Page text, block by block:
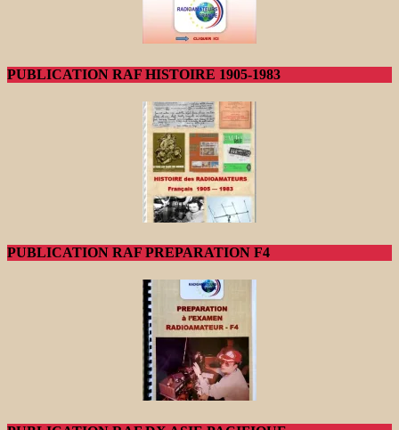
PUBLICATION RAF HISTOIRE 1905-1983
PUBLICATION RAF PREPARATION F4